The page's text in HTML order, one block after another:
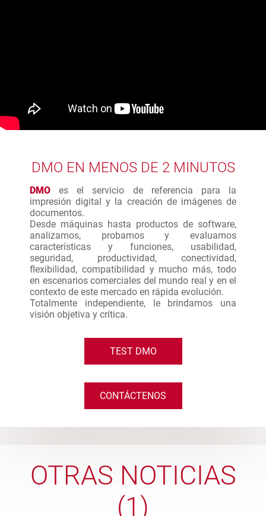
DMO EN MENOS DE 2 MINUTOS
DMO es el servicio de referencia para la
impresión digital y la creación de imágenes de
documentos.
Desde máquinas hasta productos de software,
analizamos, probamos y evaluamos
características y funciones, usabilidad,
seguridad, productividad, conectividad,
flexibilidad, compatibilidad y mucho más, todo
en escenarios comerciales del mundo real y en el
contexto de este mercado en rápida evolución.
Totalmente independiente, le brindamos una
visión objetiva y crítica.
TEST DMO
CONTÁCTENOS
OTRAS NOTICIAS
(1)